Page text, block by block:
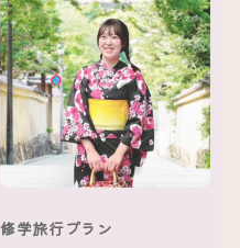
修学旅行プラン